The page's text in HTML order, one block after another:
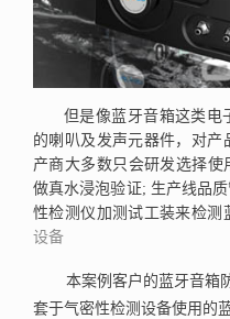
但是像蓝牙音箱这类电
的喇叭及发声元器件，对产
产商大多数只会研发选择使
做真水浸泡验证; 生产线品
性检测仪加测试工装来检测
设备
本案例客户的蓝牙音箱
套于气密性检测设备使用的